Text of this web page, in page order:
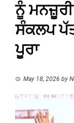
ਨੂੰ
ਸੰਕਲਪ
ਪੂਰਾ
May 18, 2026 by